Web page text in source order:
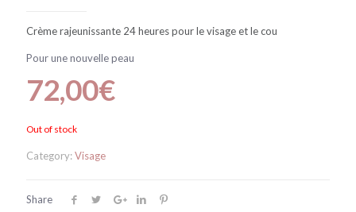
Crème rajeunissante 24 heures pour le visage et le cou
Pour une nouvelle peau
72,00€
Out of stock
Category:Visage
Share